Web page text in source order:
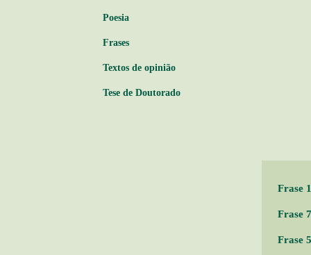
Poesia
Frases
Textos de opinião
Tese de Doutorado
Frase 1
Frase 7
Frase 5